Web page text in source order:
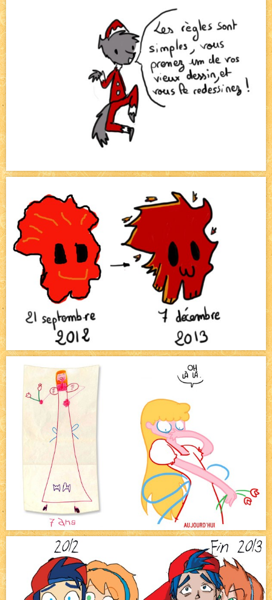
Pique-nique d'été
Beyond the cliff (suite) NEW
Le Jeu du Trône – Généalogie